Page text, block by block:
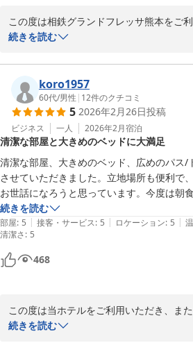
この度は相鉄グランドフレッサ熊本をご
とうございます。
立地やスタッフの対応、清掃スタッフの
さについてお褒めのお言葉をいただき、
た、駐車場に関してもご満足いただけた
いたしました。
またお二人でご利用いただいた際に、テ
点もお役に立てて何よりでございます。
これからも皆様にご満足いただけるホテ
スタッフ一同努力してまいります。
またのお越しを心よりお待ちしております
相鉄グランドフレッサ熊本
フロントスタッフ
相鉄グランドフレッサ 熊本
続きを読む
koro1957
60代/男性 | 12件のクチコミ
5 2026年2月26日投稿
ビジネス 一人 2026年2月宿泊
清潔な部屋と大きめのベッドに大満足
清潔な部屋、大きめのベッド、広めのパス/
させていただきました。立地場所も便利で
お世話になろうと思っています。今度は朝食
ありがとうございました。
続きを読む
部屋: 5 | 接客・サービス: 5 | ロケーション: 5 |
清潔さ: 5
468
この度は当ホテルをご利用いただき、ま
せいただきまして、誠にありがとうござい
続きを読む